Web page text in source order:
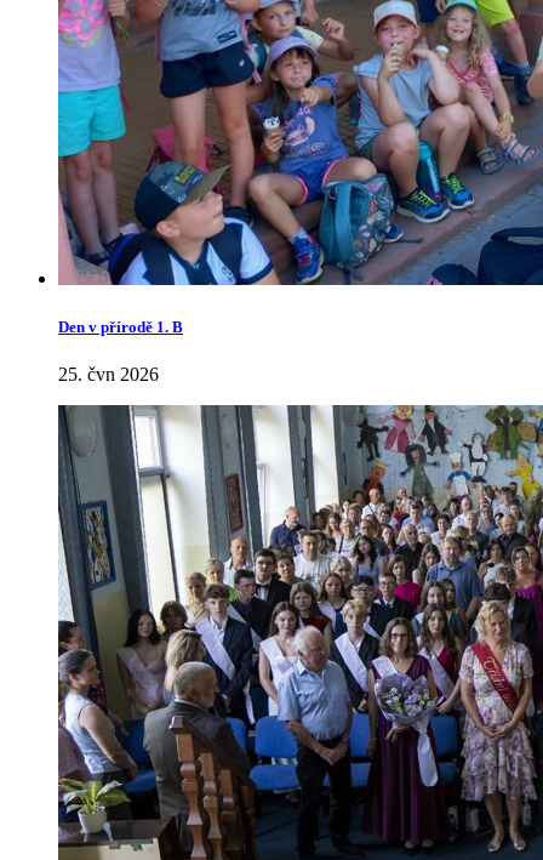
Den v přírodě 1. B
25. čvn 2026